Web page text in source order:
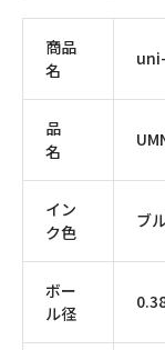
商品
名
品
名
イン
ク色
ブ
ボー
ル径